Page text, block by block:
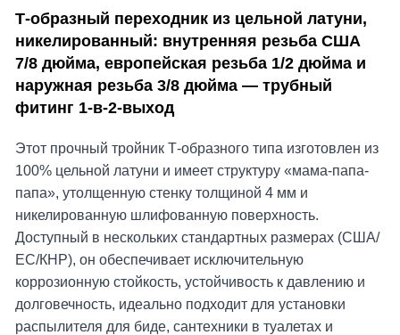
Т-образный переходник из цельной латуни,
никелированный: внутренняя резьба США
7/8 дюйма, европейская резьба 1/2 дюйма и
наружная резьба 3/8 дюйма — трубный
фитинг 1-в-2-выход
Этот прочный тройник Т-образного типа изготовлен из
100% цельной латуни и имеет структуру «мама-папа-
папа», утолщенную стенку толщиной 4 мм и
никелированную шлифованную поверхность.
Доступный в нескольких стандартных размерах (США/
ЕС/КНР), он обеспечивает исключительную
коррозионную стойкость, устойчивость к давлению и
долговечность, идеально подходит для установки
распылителя для биде, сантехники в туалетах и ​​